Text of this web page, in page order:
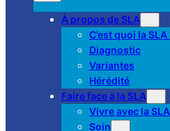
À propos de SLA
C’est quoi la SLA
Diagnostic
Variantes
Hérédité
Faire face à la SLA
Vivre avec la SLA
Soin